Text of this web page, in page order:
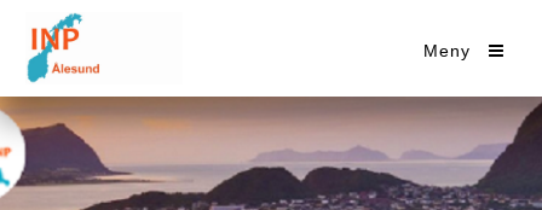
Meny